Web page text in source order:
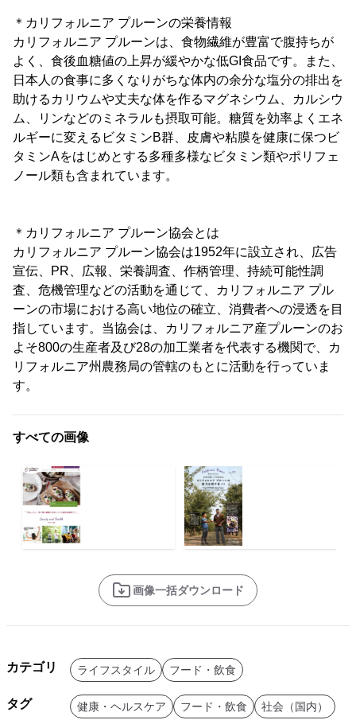
＊カリフォルニア プルーンの栄養情報
カリフォルニア プルーンは、食物繊維が豊富で腹持ちが
よく、食後血糖値の上昇が緩やかな低GI食品です。また、
日本人の食事に多くなりがちな体内の余分な塩分の排出を
助けるカリウムや丈夫な体を作るマグネシウム、カルシウ
ム、リンなどのミネラルも摂取可能。糖質を効率よくエネ
ルギーに変えるビタミンB群、皮膚や粘膜を健康に保つビ
タミンAをはじめとする多種多様なビタミン類やポリフェ
ノール類も含まれています。
＊カリフォルニア プルーン協会とは
カリフォルニア プルーン協会は1952年に設立され、広告
宣伝、PR、広報、栄養調査、作柄管理、持続可能性調
査、危機管理などの活動を通じて、カリフォルニア プル
ーンの市場における高い地位の確立、消費者への浸透を目
指しています。当協会は、カリフォルニア産プルーンのお
よそ800の生産者及び28の加工業者を代表する機関で、カ
リフォルニア州農務局の管轄のもとに活動を行っていま
す。
すべての画像
画像一括ダウンロード
カテゴリ ライフスタイル フード・飲食
タグ 健康・ヘルスケア フード・飲食 社会（国内）